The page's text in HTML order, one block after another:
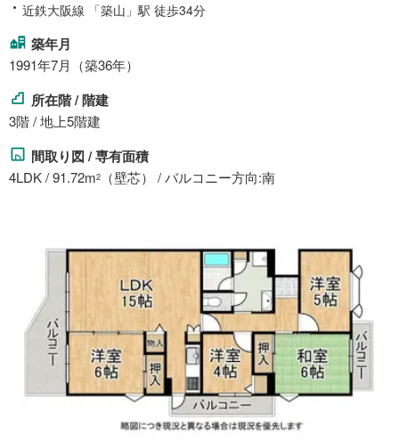
近鉄大阪線 「築山」駅 徒歩34分
築年月
1991年7月（築36年）
所在階 / 階建
3階 / 地上5階建
間取り図 / 専有面積
4LDK / 91.72m2 （壁芯） / バルコニー方向:南